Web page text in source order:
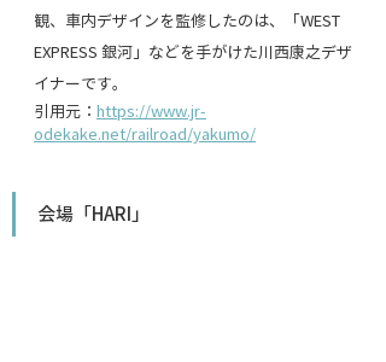
観、車内デザインを監修したのは、「WEST
EXPRESS 銀河」などを手がけた川西康之デザ
イナーです。
引用元： https://www.jr-
odekake.net/railroad/yakumo/
会場「HARI」